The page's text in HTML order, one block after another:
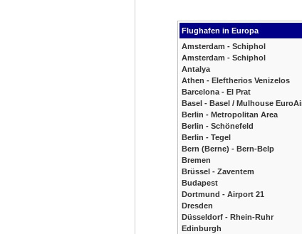
Flughafen in Europa
Amsterdam - Schiphol
Amsterdam - Schiphol
Antalya
Athen - Eleftherios Venizelos
Barcelona - El Prat
Basel - Basel / Mulhouse
Berlin - Metropolitan Area
Berlin - Schönefeld
Berlin - Tegel
Bern (Berne) - Bern-Belp
Bremen
Brüssel - Zaventem
Budapest
Dortmund - Airport 21
Dresden
Düsseldorf - Rhein-Ruhr
Edinburgh